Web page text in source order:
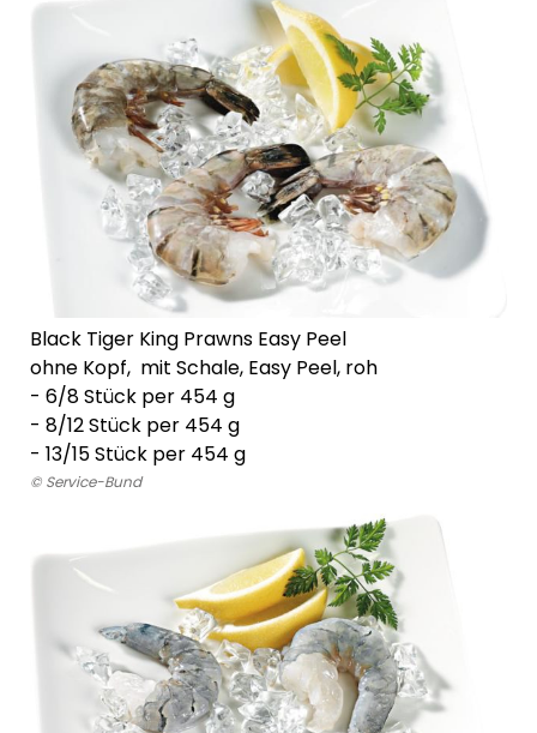
Black Tiger King Prawns Easy Peel
ohne Kopf, mit Schale, Easy Peel, roh
- 6/8 Stück per 454 g
- 8/12 Stück per 454 g
- 13/15 Stück per 454 g
© Service-Bund